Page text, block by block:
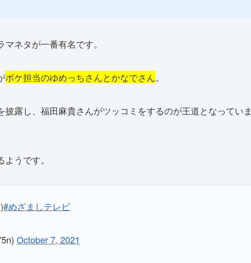
ネタが一番有名です。
ボケ担当のゆめっちさんとかなでさん。
露し、福田麻貴さんがツッコミをするのが王道となっていま
ようです。
#めざましテレビ
October 7, 2021